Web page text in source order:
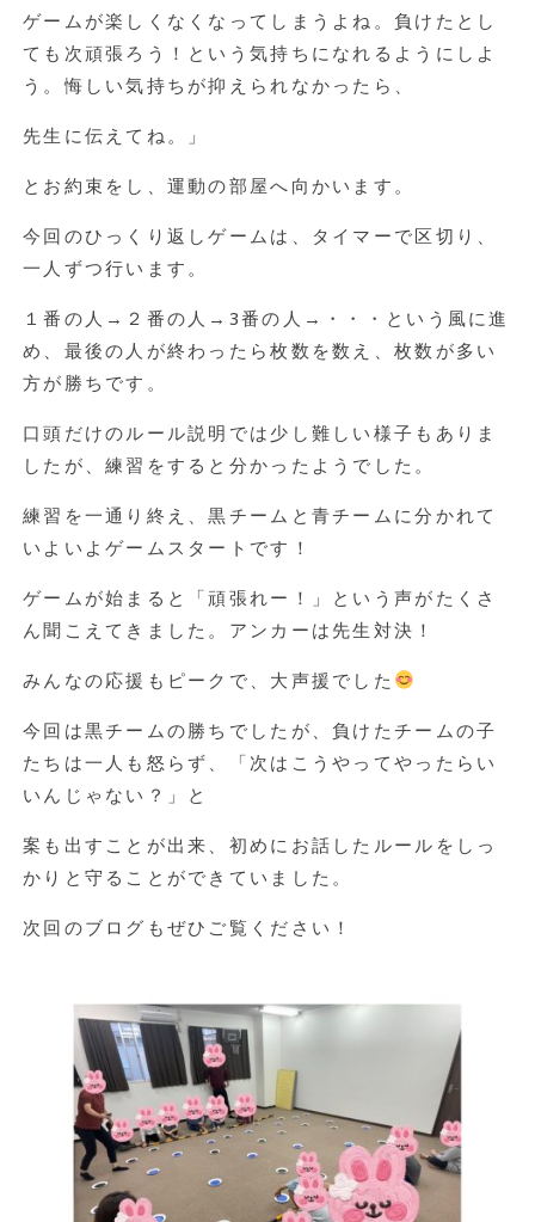
ゲームが楽しくなくなってしまうよね。負けたとし
ても次頑張ろう！という気持ちになれるようにしよ
う。悔しい気持ちが抑えられなかったら、
先生に伝えてね。」
とお約束をし、運動の部屋へ向かいます。
今回のひっくり返しゲームは、タイマーで区切り、
一人ずつ行います。
１番の人→２番の人→3番の人→・・・という風に進
め、最後の人が終わったら枚数を数え、枚数が多い
方が勝ちです。
口頭だけのルール説明では少し難しい様子もありま
したが、練習をすると分かったようでした。
練習を一通り終え、黒チームと青チームに分かれて
いよいよゲームスタートです！
ゲームが始まると「頑張れー！」という声がたくさ
ん聞こえてきました。アンカーは先生対決！
みんなの応援もピークで、大声援でした
今回は黒チームの勝ちでしたが、負けたチームの子
たちは一人も怒らず、「次はこうやってやったらい
いんじゃない？」と
案も出すことが出来、初めにお話したルールをしっ
かりと守ることができていました。
次回のブログもぜひご覧ください！